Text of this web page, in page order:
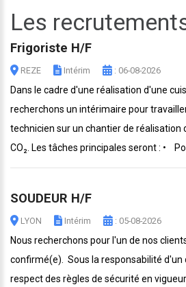
Les
Frigoriste H/F
REZE Intérim : 06-08-2026
Dans le cadre d'une réalisation d'une
recherchons un intérimaire pour
technicien sur un chantier de réalisation
CO₂. Les tâches principales seront : •
SOUDEUR H/F
LYON Intérim : 05-08-2026
Nous recherchons pour l'un de nos
confirmé(e). Sous la responsabilité d'un
respect des règles de sécurité en